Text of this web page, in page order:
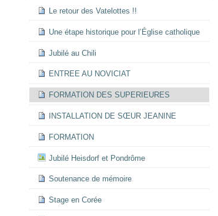
Le retour des Vatelottes !!
Une étape historique pour l’Église catholique
Jubilé au Chili
ENTREE AU NOVICIAT
FORMATION DES SUPERIEURES
INSTALLATION DE SŒUR JEANINE
FORMATION
Jubilé Heisdorf et Pondrôme
Soutenance de mémoire
Stage en Corée